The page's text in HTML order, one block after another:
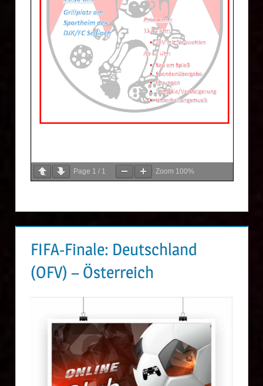
Page 1 / 1 Zoom 100%
FIFA-Finale: Deutschland
(OFV) – Österreich